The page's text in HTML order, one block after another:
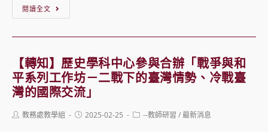
程，
即
日
起
開
線
【技
職
教
育
的
閱讀全文
臺
灣
師
大
【轉知】歷史學科中心參與合辦「戰爭與和
平系列工作坊－二戰下的臺灣情勢、冷戰臺
灣的國際交流」
Post教務處教學組
Post2025-02-25
Post--教師研習 /最新消息